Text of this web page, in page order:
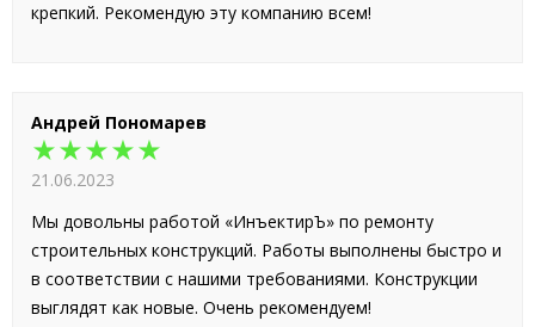
крепкий. Рекомендую эту компанию всем!
Андрей Пономарев
★★★★★
21.06.2023
Мы довольны работой «ИнъектирЪ» по ремонту
строительных конструкций. Работы выполнены быстро и
в соответствии с нашими требованиями. Конструкции
выглядят как новые. Очень рекомендуем!